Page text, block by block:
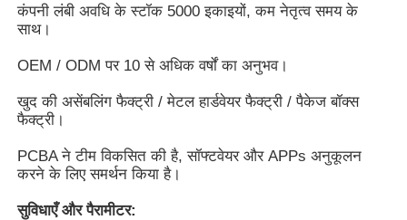
उत्पाद
कंपनी लंबी अवधि के स्टॉक 5000 इकाइयों, कम नेतृत्व समय के
साथ।
OEM / ODM पर 10 से अधिक वर्षों का अनुभव।
खुद की असेंबलिंग फैक्ट्री / मेटल हार्डवेयर फैक्ट्री / पैकेज बॉक्स
फैक्ट्री।
PCBA ने टीम विकसित की है, सॉफ्टवेयर और APPs अनुकूलन
करने के लिए समर्थन किया है।
सुविधाएँ और पैरामीटर: